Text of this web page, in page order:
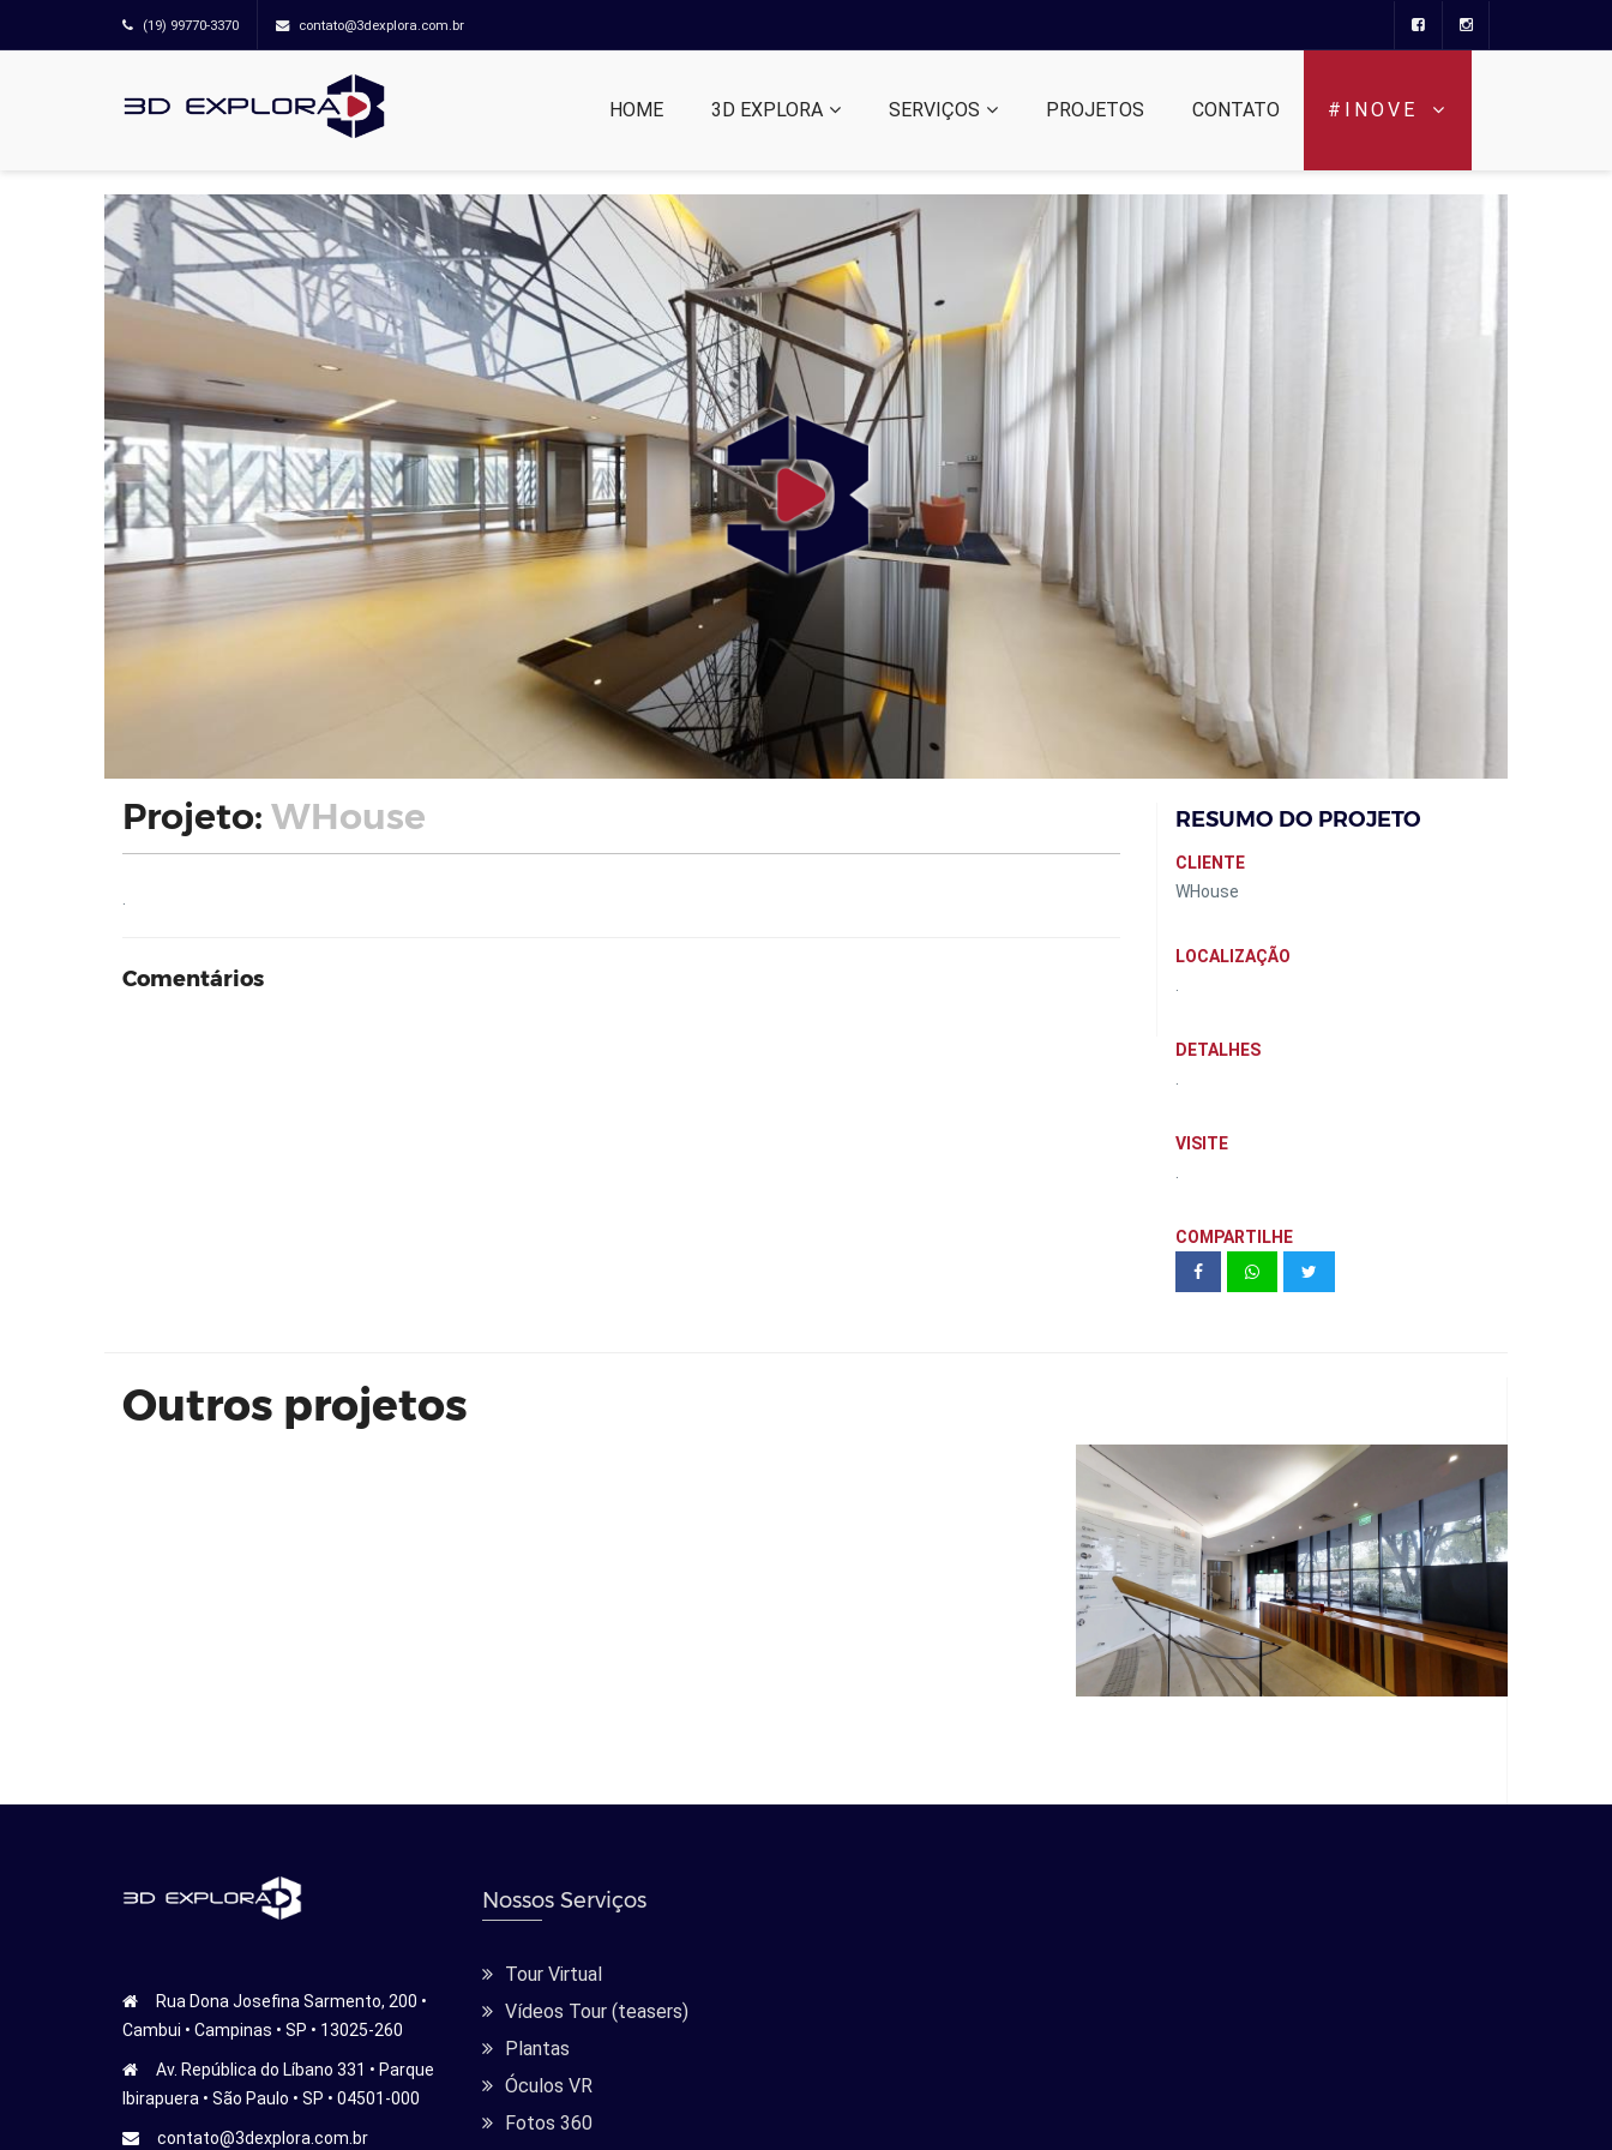
(19) 99770-3370 contato@3dexplora.com.br
HOME 3D EXPLORA SERVIÇOS PROJETOS CONTATO #INOVE
Projeto: WHouse
Comentários
RESUMO DO PROJETO
CLIENTE
WHouse
LOCALIZAÇÃO
DETALHES
VISITE
COMPARTILHE
Outros projetos
35º Panorama da Arte Brasileira -
Rua Dona Josefina Sarmento, 200 •
Cambui • Campinas • SP • 13025-260
Av. República do Líbano 331 • Parque
Ibirapuera • São Paulo • SP • 04501-000
contato@3dexplora.com.br
Nossos Serviços
Tour Virtual
Vídeos Tour (teasers)
Plantas
Óculos VR
Fotos 360